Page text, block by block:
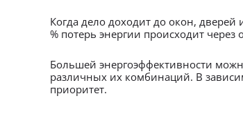
Когда дело доходит до окон,
% потерь энергии происходит
Большей энергоэффективности
различных их комбинаций. В
приоритет.